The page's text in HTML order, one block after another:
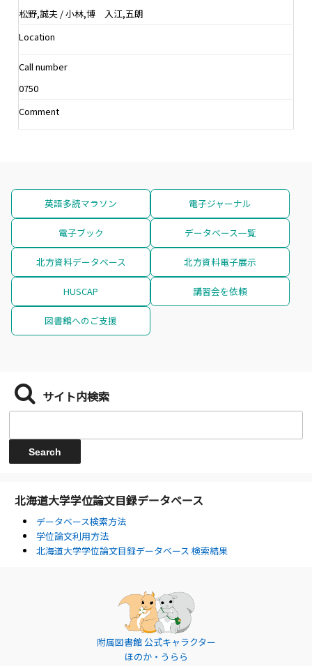
松野,誠夫 / 小林,博 入江,五朗
Location
Call number
0750
Comment
英語多読マラソン 電子ジャーナル
電子ブック データベース一覧
北方資料データベース 北方資料電子展示
HUSCAP 講習会を依頼
図書館へのご支援
サイト内検索
北海道大学学位論文目録データベース
データベース検索方法
学位論文利用方法
北海道大学学位論文目録データベース 検索結果
附属図書館 公式キャラクター
ほのか・うらら